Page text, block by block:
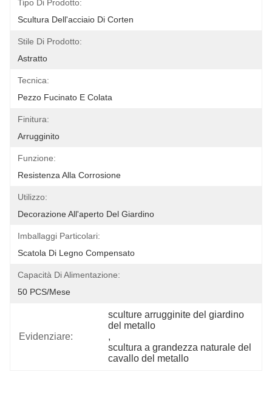
Tipo Di Prodotto:
Scultura Dell'acciaio Di Corten
Stile Di Prodotto:
Astratto
Tecnica:
Pezzo Fucinato E Colata
Finitura:
Arrugginito
Funzione:
Resistenza Alla Corrosione
Utilizzo:
Decorazione All'aperto Del Giardino
Imballaggi Particolari:
Scatola Di Legno Compensato
Capacità Di Alimentazione:
50 PCS/mese
Evidenziare:
sculture arrugginite del giardino
del metallo
,
scultura a grandezza naturale del
cavallo del metallo